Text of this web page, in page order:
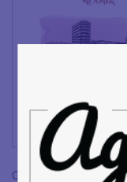
Ο εικονογράφος